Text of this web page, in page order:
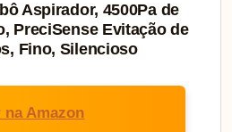
Aspirador, 4500Pa de
PreciSense Evitação de
Fino, Silencioso
na Amazon